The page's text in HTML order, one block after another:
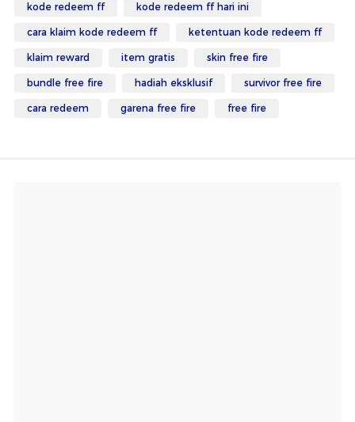
kode redeem ff kode redeem ff hari ini
cara klaim kode redeem ff ketentuan kode redeem ff
klaim reward item gratis skin free fire
bundle free fire hadiah eksklusif survivor free fire
cara redeem garena free fire free fire